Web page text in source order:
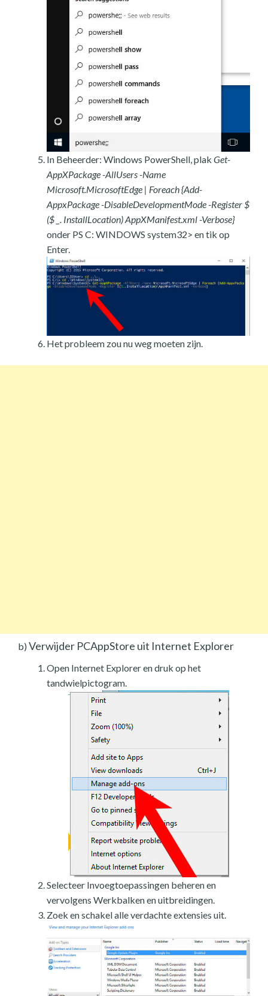
In Beheerder: Windows PowerShell, plak Get-
AppXPackage -AllUsers -Name
Microsoft.MicrosoftEdge | Foreach {Add-
AppxPackage -DisableDevelopmentMode -Register $
($ _. InstallLocation) AppXManifest.xml -Verbose}
onder PS C: WINDOWS system32> en tik op
Enter.
Het probleem zou nu weg moeten zijn.
b) Verwijder PCAppStore uit Internet Explorer
Open Internet Explorer en druk op het
tandwielpictogram.
Selecteer Invoegtoepassingen beheren en
vervolgens Werkbalken en uitbreidingen.
Zoek en schakel alle verdachte extensies uit.